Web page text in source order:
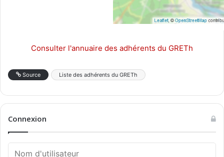
Consulter l'annuaire des adhérents du GRETh
Source Liste des adhérents du GRETh
Connexion